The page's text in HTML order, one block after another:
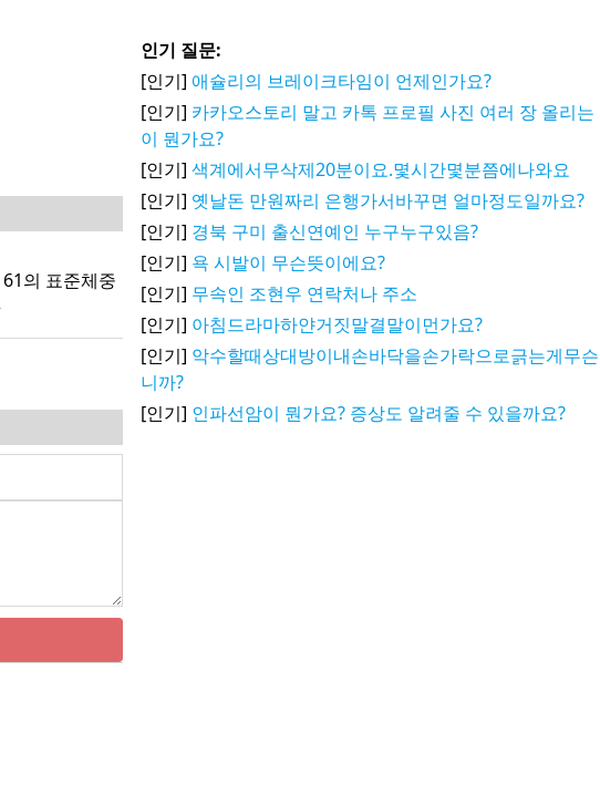
의 표준체중
인기 질문:
[인기] 애슐리의 브레이크타임이 언제인가요?
[인기] 카카오스토리 말고 카톡 프로필 사진 여러 장 올리는
이 뭔가요?
[인기] 색계에서무삭제20분이요.몇시간몇분쯤에나와요
[인기] 옛날돈 만원짜리 은행가서바꾸면 얼마정도일까요?
[인기] 경북 구미 출신연예인 누구누구있음?
[인기] 욕 시발이 무슨뜻이에요?
[인기] 무속인 조현우 연락처나 주소
[인기] 아침드라마하얀거짓말결말이먼가요?
[인기] 악수할때상대방이내손바닥을손가락으로긁는게무
니까?
[인기] 인파선암이 뭔가요? 증상도 알려줄 수 있을까요?